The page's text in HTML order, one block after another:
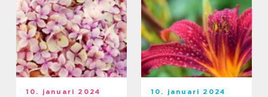
10. januari 2024 10. januari 2024